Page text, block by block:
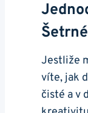
Jestliže
víte, jak​
čisté a v